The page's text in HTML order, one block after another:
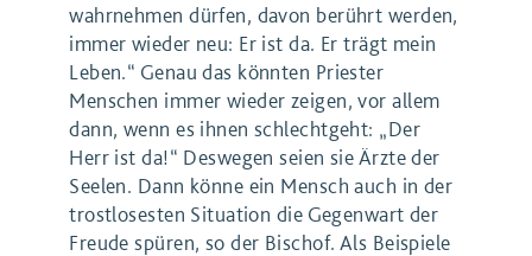
wahrnehmen dürfen, davon berührt werden,
immer wieder neu: Er ist da. Er trägt mein
Leben.“ Genau das könnten Priester
Menschen immer wieder zeigen, vor allem
dann, wenn es ihnen schlechtgeht: „Der
Herr ist da!“ Deswegen seien sie Ärzte der
Seelen. Dann könne ein Mensch auch in der
trostlosesten Situation die Gegenwart der
Freude spüren, so der Bischof. Als Beispiele